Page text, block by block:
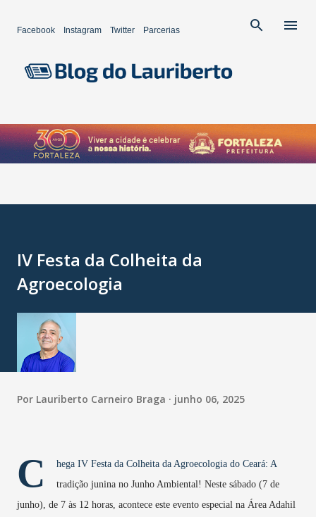
Facebook Instagram Twitter Parcerias
IV Festa da Colheita da
Agroecologia
Por Lauriberto Carneiro Braga junho 06, 2025
C
hega IV Festa da Colheita da Agroecologia do Ceará: A
tradição junina no Junho Ambiental! Neste sábado (7 de
junho), de 7 às 12 horas, acontece este evento especial na Área Adahil